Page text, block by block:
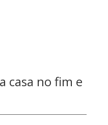
casa no fim e